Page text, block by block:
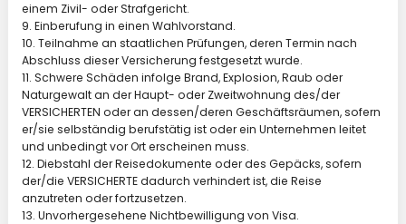
einem Zivil- oder Strafgericht.
9. Einberufung in einen Wahlvorstand.
10. Teilnahme an staatlichen Prüfungen, deren Termin nach
Abschluss dieser Versicherung festgesetzt wurde.
11. Schwere Schäden infolge Brand, Explosion, Raub oder
Naturgewalt an der Haupt- oder Zweitwohnung des/der
VERSICHERTEN oder an dessen/deren Geschäftsräumen, sofern
er/sie selbständig berufstätig ist oder ein Unternehmen leitet
und unbedingt vor Ort erscheinen muss.
12. Diebstahl der Reisedokumente oder des Gepäcks, sofern
der/die VERSICHERTE dadurch verhindert ist, die Reise
anzutreten oder fortzusetzen.
13. Unvorhergesehene Nichtbewilligung von Visa.